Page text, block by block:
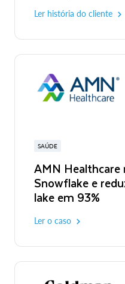
Ler história do cliente
SAÚDE
AMN Healthcare
Snowflake e
lake em 93%
Ler o caso